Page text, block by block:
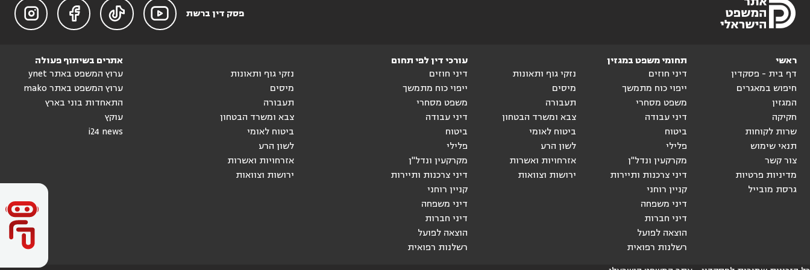
פסק דין ברשת 



ראשי
דף בית - פסקדין
חיפוש במאגרים
המגזין
חקיקה
שרות לקוחות
תנאי שימוש
צור קשר
מדיניות פרטיות
גרסת מובייל
תחומי משפט במגזין
דיני חוזים
ייפוי כוח מתמשך
משפט מסחרי
דיני עבודה
ביטוח
פלילי
מקרקעין ונדל"ן
דיני צרכנות ותיירות
קניין רוחני
דיני משפחה
דיני חברות
הוצאה לפועל
רשלנות רפואית
נזקי גוף ותאונות
מיסים
תעבורה
צבא ומשרד הבטחון
ביטוח לאומי
לשון הרע
אזרחויות ואשרות
ירושות וצוואות
עורכי דין לפי תחום
דיני חוזים
ייפוי כוח מתמשך
משפט מסחרי
דיני עבודה
ביטוח
פלילי
מקרקעין ונדל"ן
דיני צרכנות ותיירות
קניין רוחני
דיני משפחה
דיני חברות
הוצאה לפועל
רשלנות רפואית
נזקי גוף ותאונות
מיסים
תעבורה
צבא ומשרד הבטחון
ביטוח לאומי
לשון הרע
אזרחויות ואשרות
ירושות וצוואות
אתרים בשיתוף פעולה
ערוץ המשפט באתר ynet
ערוץ המשפט באתר mako
התאחדות בוני בארץ
עוקץ
i24 news